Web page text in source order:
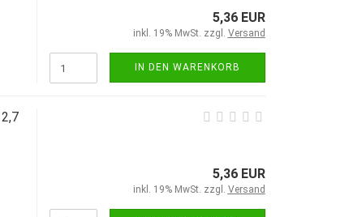
5,36 EUR
inkl. 19% MwSt. zzgl. Versand
IN DEN WARENKORB
5,36 EUR
inkl. 19% MwSt. zzgl. Versand